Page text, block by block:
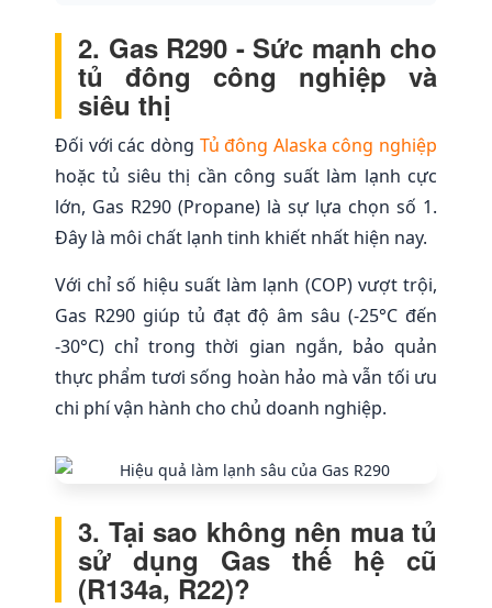
2. Gas R290 - Sức mạnh cho
tủ đông công nghiệp và
siêu thị
Đối với các dòng Tủ đông Alaska công nghiệp
hoặc tủ siêu thị cần công suất làm lạnh cực
lớn, Gas R290 (Propane) là sự lựa chọn số 1.
Đây là môi chất lạnh tinh khiết nhất hiện nay.
Với chỉ số hiệu suất làm lạnh (COP) vượt trội,
Gas R290 giúp tủ đạt độ âm sâu (-25°C đến
-30°C) chỉ trong thời gian ngắn, bảo quản
thực phẩm tươi sống hoàn hảo mà vẫn tối ưu
chi phí vận hành cho chủ doanh nghiệp.
3. Tại sao không nên mua tủ
sử dụng Gas thế hệ cũ
(R134a, R22)?